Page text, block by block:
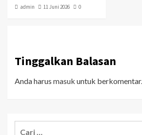
admin 11 Juni 2026 0
Tinggalkan Balasan
Anda harus masuk untuk berkomentar.